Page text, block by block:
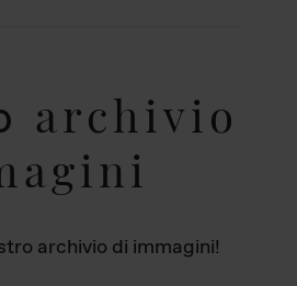
archivio
archivio di immagini!